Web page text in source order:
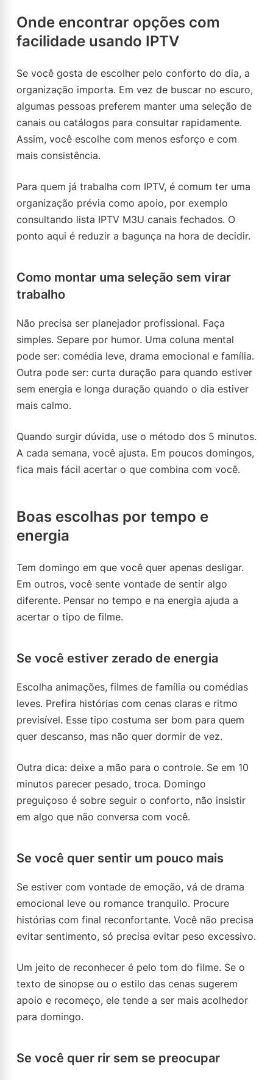
Onde encontrar opções com
facilidade usando IPTV
Se você gosta de escolher pelo conforto do dia, a
organização importa. Em vez de buscar no escuro,
algumas pessoas preferem manter uma seleção de
canais ou catálogos para consultar rapidamente.
Assim, você escolhe com menos esforço e com
mais consistência.
Para quem já trabalha com IPTV, é comum ter uma
organização prévia como apoio, por exemplo
consultando lista IPTV M3U canais fechados. O
ponto aqui é reduzir a bagunça na hora de decidir.
Como montar uma seleção sem virar
trabalho
Não precisa ser planejador profissional. Faça
simples. Separe por humor. Uma coluna mental
pode ser: comédia leve, drama emocional e família.
Outra pode ser: curta duração para quando estiver
sem energia e longa duração quando o dia estiver
mais calmo.
Quando surgir dúvida, use o método dos 5 minutos.
A cada semana, você ajusta. Em poucos domingos,
fica mais fácil acertar o que combina com você.
Boas escolhas por tempo e
energia
Tem domingo em que você quer apenas desligar.
Em outros, você sente vontade de sentir algo
diferente. Pensar no tempo e na energia ajuda a
acertar o tipo de filme.
Se você estiver zerado de energia
Escolha animações, filmes de família ou comédias
leves. Prefira histórias com cenas claras e ritmo
previsível. Esse tipo costuma ser bom para quem
quer descanso, mas não quer dormir de vez.
Outra dica: deixe a mão para o controle. Se em 10
minutos parecer pesado, troca. Domingo
preguiçoso é sobre seguir o conforto, não insistir
em algo que não conversa com você.
Se você quer sentir um pouco mais
Se estiver com vontade de emoção, vá de drama
emocional leve ou romance tranquilo. Procure
histórias com final reconfortante. Você não precisa
evitar sentimento, só precisa evitar peso excessivo.
Um jeito de reconhecer é pelo tom do filme. Se o
texto de sinopse ou o estilo das cenas sugerem
apoio e recomeço, ele tende a ser mais acolhedor
para domingo.
Se você quer rir sem se preocupar